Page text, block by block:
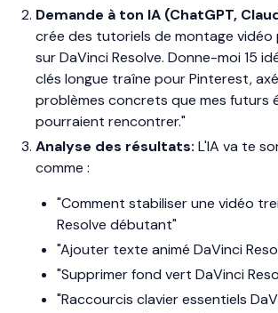
Demande à ton IA (ChatGPT,
crée des tutoriels de montage
sur DaVinci Resolve. Donne-moi 15
clés longue traîne pour Pinterest,
problèmes concrets que mes futurs
pourraient rencontrer."
Analyse des résultats: L'IA va te
comme :
"Comment stabiliser une vidéo
Resolve débutant"
"Ajouter texte animé DaVinci
"Supprimer fond vert DaVinci
"Raccourcis clavier essentiels